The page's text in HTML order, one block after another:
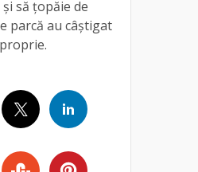
să țopăie de
parcă au câștigat